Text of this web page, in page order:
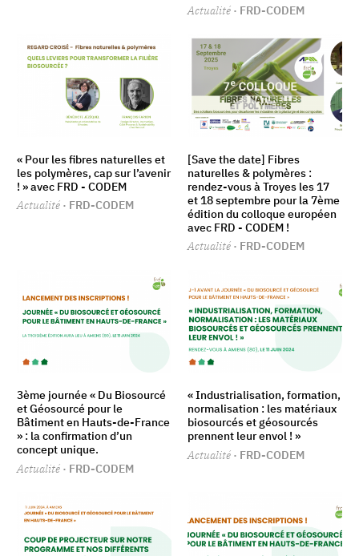
Actualité · FRD-CODEM
« Pour les fibres naturelles et
les polymères, cap sur l’avenir
! » avec FRD - CODEM
Actualité · FRD-CODEM
[Save the date] Fibres
naturelles & polymères :
rendez-vous à Troyes les 17
et 18 septembre pour la 7ème
édition du colloque européen
avec FRD - CODEM !
Actualité · FRD-CODEM
3ème journée « Du Biosourcé
et Géosourcé pour le
Bâtiment en Hauts-de-France
» : la confirmation d’un
concept unique.
Actualité · FRD-CODEM
« Industrialisation, formation,
normalisation : les matériaux
biosourcés et géosourcés
prennent leur envol ! »
Actualité · FRD-CODEM